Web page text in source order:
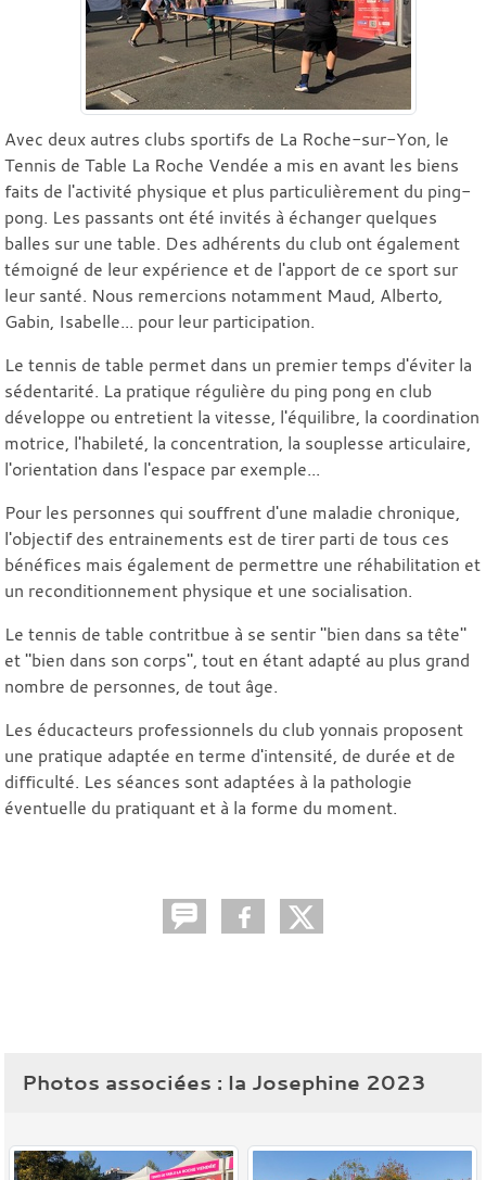
Avec deux autres clubs sportifs de La Roche-sur-Yon, le
Tennis de Table La Roche Vendée a mis en avant les biens
faits de l'activité physique et plus particulièrement du ping-
pong. Les passants ont été invités à échanger quelques
balles sur une table. Des adhérents du club ont également
témoigné de leur expérience et de l'apport de ce sport sur
leur santé. Nous remercions notamment Maud, Alberto,
Gabin, Isabelle... pour leur participation.
Le tennis de table permet dans un premier temps d'éviter la
sédentarité. La pratique régulière du ping pong en club
développe ou entretient la vitesse, l'équilibre, la coordination
motrice, l'habileté, la concentration, la souplesse articulaire,
l'orientation dans l'espace par exemple...
Pour les personnes qui souffrent d'une maladie chronique,
l'objectif des entrainements est de tirer parti de tous ces
bénéfices mais également de permettre une réhabilitation et
un reconditionnement physique et une socialisation.
Le tennis de table contritbue à se sentir "bien dans sa tête"
et "bien dans son corps", tout en étant adapté au plus grand
nombre de personnes, de tout âge.
Les éducacteurs professionnels du club yonnais proposent
une pratique adaptée en terme d'intensité, de durée et de
difficulté. Les séances sont adaptées à la pathologie
éventuelle du pratiquant et à la forme du moment.
Photos associées : la Josephine 2023